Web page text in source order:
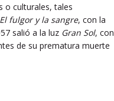
o culturales, tales
El fulgor y la sangre, con la
salió a la luz Gran Sol, con
de su prematura muerte